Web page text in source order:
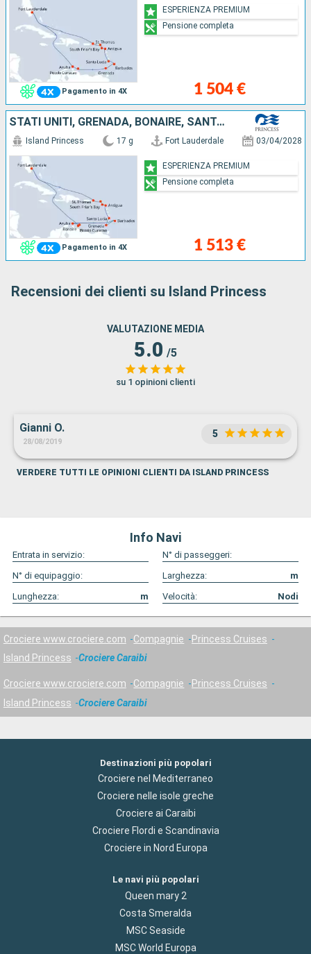
Pagamento in 4X 1 504 €
ESPERIENZA PREMIUM
Pensione completa
STATI UNITI, GRENADA, BONAIRE, SANTA LUCIA, ANTIGUA E BARBUDA, SAINT THOMAS, ARUBA, BARBADOS, SAINT MARTIN
Pagamento in 4X
Island Princess 17 g Fort Lauderdale 03/04/2028
1 513 €
ESPERIENZA PREMIUM
Pensione completa
Recensioni dei clienti su Island Princess
VALUTAZIONE MEDIA
5.0 /5
su 1 opinioni clienti
Gianni O.
28/08/2019
5
VERDERE TUTTI LE OPINIONI CLIENTI DA ISLAND PRINCESS
Info Navi
Entrata in servizio:
N° di passeggeri:
N° di equipaggio:
Larghezza:
m
Lunghezza:
m Velocità: Nodi
Crociere www.crociere.com Compagnie
Princess Cruises
Island Princess
Crociere Caraibi
Crociere www.crociere.com Compagnie
Princess Cruises
Island Princess
Crociere Caraibi
Destinazioni più popolari
Crociere nel Mediterraneo
Crociere nelle isole greche
Crociere ai Caraibi
Crociere Flordi e Scandinavia
Crociere in Nord Europa
Le navi più popolari
Queen mary 2
Costa Smeralda
MSC Seaside
MSC World Europa